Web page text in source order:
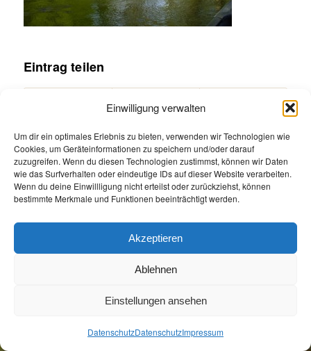
Einwilligung verwalten
Um dir ein optimales Erlebnis zu bieten, verwenden wir Technologien wie
Cookies, um Geräteinformationen zu speichern und/oder darauf
zuzugreifen. Wenn du diesen Technologien zustimmst, können wir Daten
wie das Surfverhalten oder eindeutige IDs auf dieser Website verarbeiten.
Wenn du deine Einwillligung nicht erteilst oder zurückziehst, können
bestimmte Merkmale und Funktionen beeinträchtigt werden.
Akzeptieren
Ablehnen
Einstellungen ansehen
DatenschutzDatenschutzImpressum
Eintrag teilen
Datenschutz